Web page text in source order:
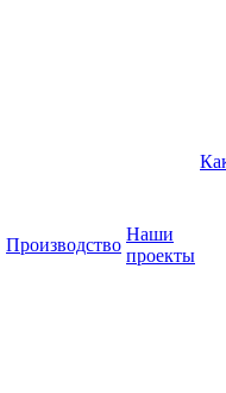
Производство
Наши
проекты